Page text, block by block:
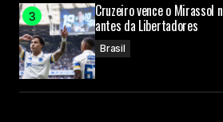
Cruzeiro vence o Mirassol
antes da Libertadores
Brasil